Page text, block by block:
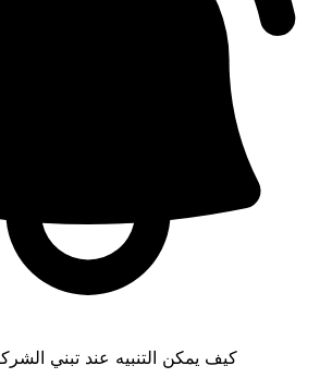
كيف يمكن التنبيه عند تبني